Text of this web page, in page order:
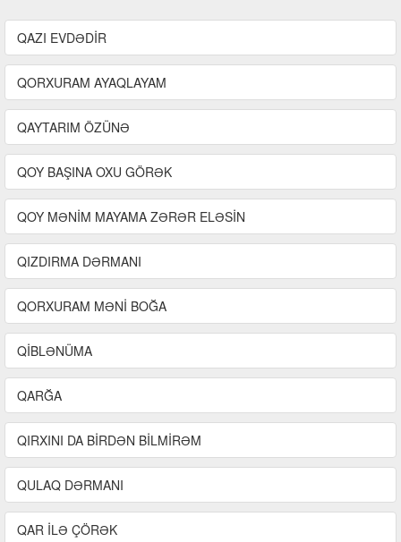
QAZI EVDƏDİR
QORXURAM AYAQLAYAM
QAYTARIM ÖZÜNƏ
QOY BAŞINA OXU GÖRƏK
QOY MƏNİM MAYAMA ZƏRƏR ELƏSİN
QIZDIRMA DƏRMANI
QORXURAM MƏNİ BOĞA
QİBLƏNÜMA
QARĞA
QIRXINI DA BİRDƏN BİLMİRƏM
QULAQ DƏRMANI
QAR İLƏ ÇÖRƏK